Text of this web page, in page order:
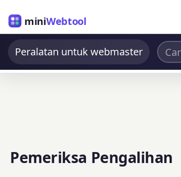
miniWebtool
Peralatan untuk webmaster
Pemeriksa Pengalihan